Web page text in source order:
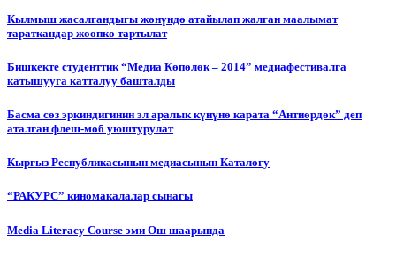
Кылмыш жасалгандыгы жөнүндө атайылап жалган маалымат
тараткандар жоопко тартылат
Бишкекте студенттик “Медиа Көпөлөк – 2014” медиафестивалга
катышууга катталуу башталды
Басма сөз эркиндигинин эл аралык күнүнө карата “Антиөрдөк” деп
аталган флеш-моб уюштурулат
Кыргыз Республикасынын медиасынын Каталогу
“РАКУРС” киномакалалар сынагы
Media Literacy Сourse эми Ош шаарында